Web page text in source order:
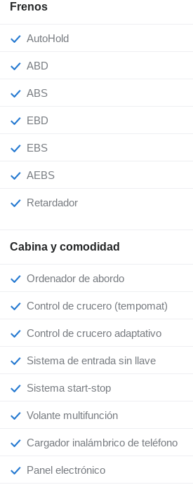
Frenos
AutoHold
ABD
ABS
EBD
EBS
AEBS
Retardador
Cabina y comodidad
Ordenador de abordo
Control de crucero (tempomat)
Control de crucero adaptativo
Sistema de entrada sin llave
Sistema start-stop
Volante multifunción
Cargador inalámbrico de teléfono
Panel electrónico